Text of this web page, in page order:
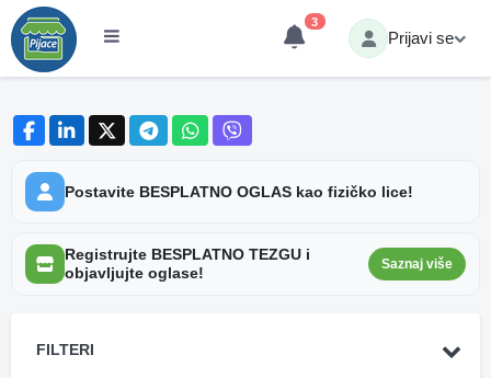
3
Prijavi se
Postavite BESPLATNO OGLAS kao fizičko lice!
Registrujte BESPLATNO TEZGU i
objavljujte oglase!
Saznaj više
FILTERI